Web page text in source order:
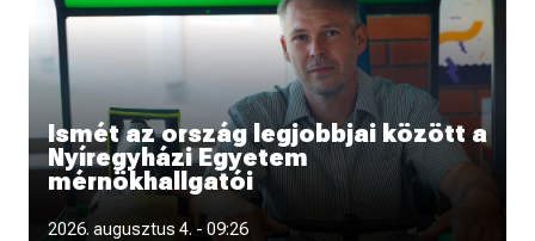
Ismét az ország legjobbjai között a
Nyíregyházi Egyetem
mérnökhallgatói
„Úgy tűnik, kibéreltük a dobogó második fokát” - interjú
2026. augusztus 4. - 09:26